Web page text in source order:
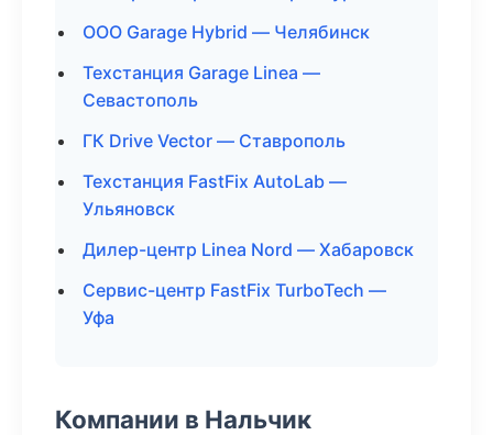
ООО Garage Hybrid — Челябинск
Техстанция Garage Linea —
Севастополь
ГК Drive Vector — Ставрополь
Техстанция FastFix AutoLab —
Ульяновск
Дилер-центр Linea Nord — Хабаровск
Сервис-центр FastFix TurboTech —
Уфа
Компании в Нальчик